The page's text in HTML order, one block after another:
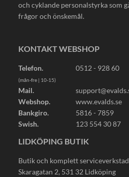
och cyklande personalstyrka som
frågor och önskemål.
KONTAKT WEBSHOP
Telefon. 0512 - 928 60
(mån-fre | 10-15)
Mail.
Webshop.
www.evalds.se
Bankgiro.
5816 - 7859
Swish.
123 554 30 87
LIDKÖPING BUTIK
Butik och komplett serviceverkstad
Skaragatan 2, 531 32 Lidköping